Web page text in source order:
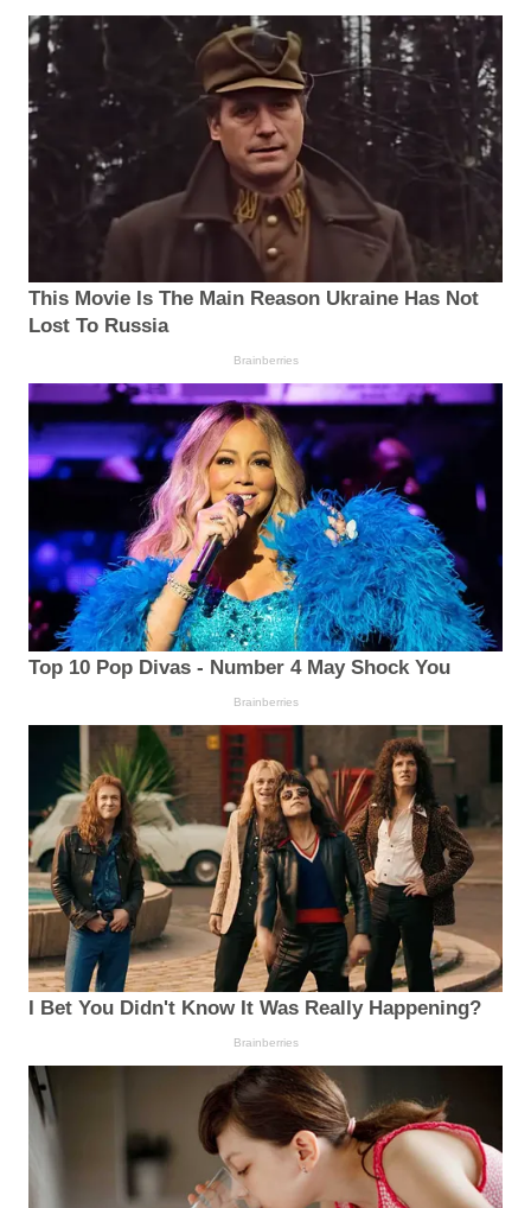
This Movie Is The Main Reason Ukraine Has Not
Lost To Russia
Brainberries
Top 10 Pop Divas - Number 4 May Shock You
Brainberries
I Bet You Didn't Know It Was Really Happening?
Brainberries